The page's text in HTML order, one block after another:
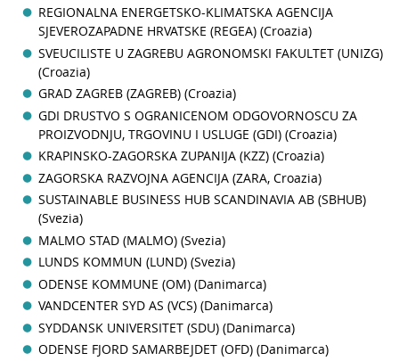
REGIONALNA ENERGETSKO-KLIMATSKA AGENCIJA
SJEVEROZAPADNE HRVATSKE (REGEA) (Croazia)
SVEUCILISTE U ZAGREBU AGRONOMSKI FAKULTET (UNIZG)
(Croazia)
GRAD ZAGREB (ZAGREB) (Croazia)
GDI DRUSTVO S OGRANICENOM ODGOVORNOSCU ZA
PROIZVODNJU, TRGOVINU I USLUGE (GDI) (Croazia)
KRAPINSKO-ZAGORSKA ZUPANIJA (KZZ) (Croazia)
ZAGORSKA RAZVOJNA AGENCIJA (ZARA, Croazia)
SUSTAINABLE BUSINESS HUB SCANDINAVIA AB (SBHUB)
(Svezia)
MALMO STAD (MALMO) (Svezia)
LUNDS KOMMUN (LUND) (Svezia)
ODENSE KOMMUNE (OM) (Danimarca)
VANDCENTER SYD AS (VCS) (Danimarca)
SYDDANSK UNIVERSITET (SDU) (Danimarca)
ODENSE FJORD SAMARBEJDET (OFD) (Danimarca)